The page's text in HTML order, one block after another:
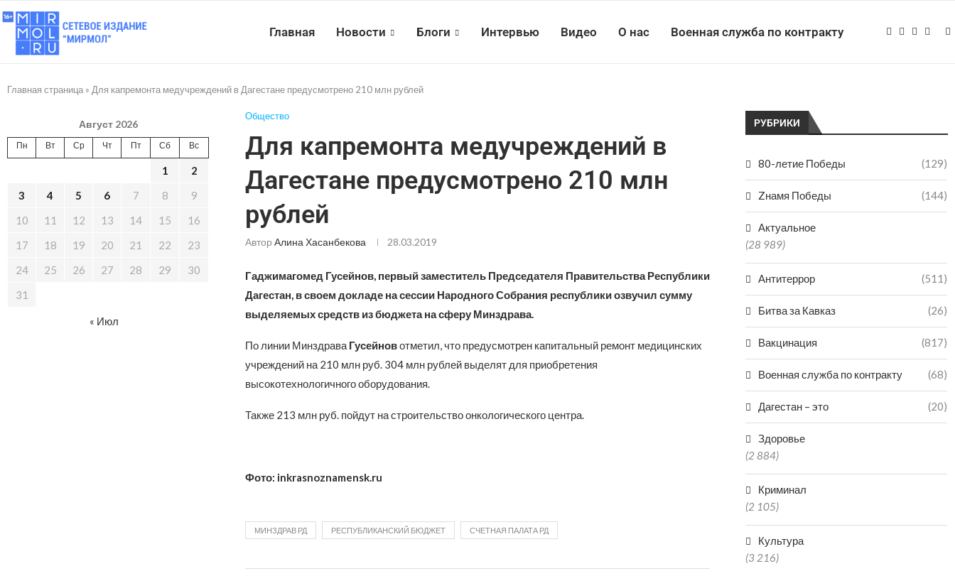
Главная Новости Блоги Интервью Видео О нас Военная служба по контракту
Главная страница » Для капремонта медучреждений в Дагестане предусмотрено 210 млн рублей
Общество
Для капремонта медучреждений в
Дагестане предусмотрено 210 млн
рублей
Автор Алина Хасанбекова 28.03.2019
Гаджимагомед Гусейнов, первый заместитель Председателя Правительства Республики
Дагестан, в своем докладе на сессии Народного Собрания республики озвучил сумму
выделяемых средств из бюджета на сферу Минздрава.
По линии Минздрава Гусейновотметил, что предусмотрен капитальный ремонт медицинских
учреждений на 210 млн руб. 304 млн рублей выделят для приобретения
высокотехнологичного оборудования.
Также 213 млн руб. пойдут на строительство онкологического центра.
Фото: inkrasnoznamensk.ru
МИНЗДРАВ РД РЕСПУБЛИКАНСКИЙ БЮДЖЕТ СЧЕТНАЯ ПАЛАТА РД
РУБРИКИ
80-летие Победы (129)
Zнамя Победы (144)
Актуальное
(28 989)
Антитеррор (511)
Битва за Кавказ (26)
Вакцинация (817)
Военная служба по контракту (68)
Дагестан – это (20)
Здоровье
(2 884)
Криминал
(2 105)
Культура
(3 216)
Август 2026
Пн Вт Ср Чт Пт Сб Вс
1
2
3
4 5 6 7 8
9
10
11 12 13 14 15
16
17
18 19 20 21 22
23
24
25 26 27 28 29
30
31
« Июл